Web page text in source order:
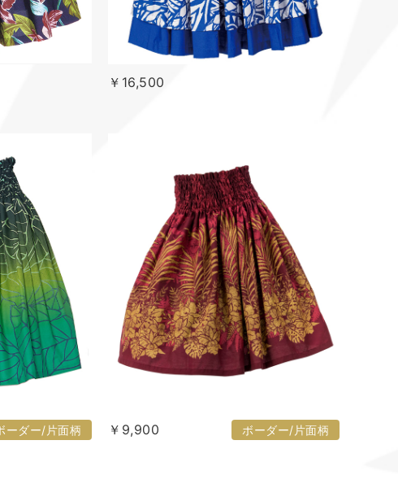
￥16,500
ーダー/片面柄 ￥9,900 ボーダー/片面柄